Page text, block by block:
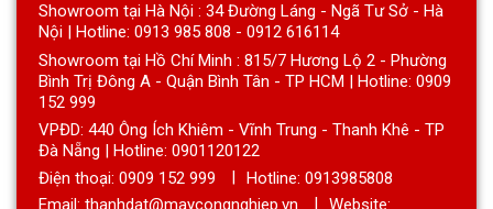
Showroom tại Hà Nội : 34 Đường Láng - Ngã Tư Sở - Hà
Nội | Hotline: 0913 985 808 - 0912 616114
Showroom tại Hồ Chí Minh : 815/7 Hương Lộ 2 - Phường
Bình Trị Đông A - Quận Bình Tân - TP HCM | Hotline: 0909
152 999
VPĐD: 440 Ông Ích Khiêm - Vĩnh Trung - Thanh Khê - TP
Đà Nẵng | Hotline: 0901120122
Điện thoại: 0909 152 999
Hotline: 0913985808
Email: thanhdat@maycongnghiep.vn
Website: